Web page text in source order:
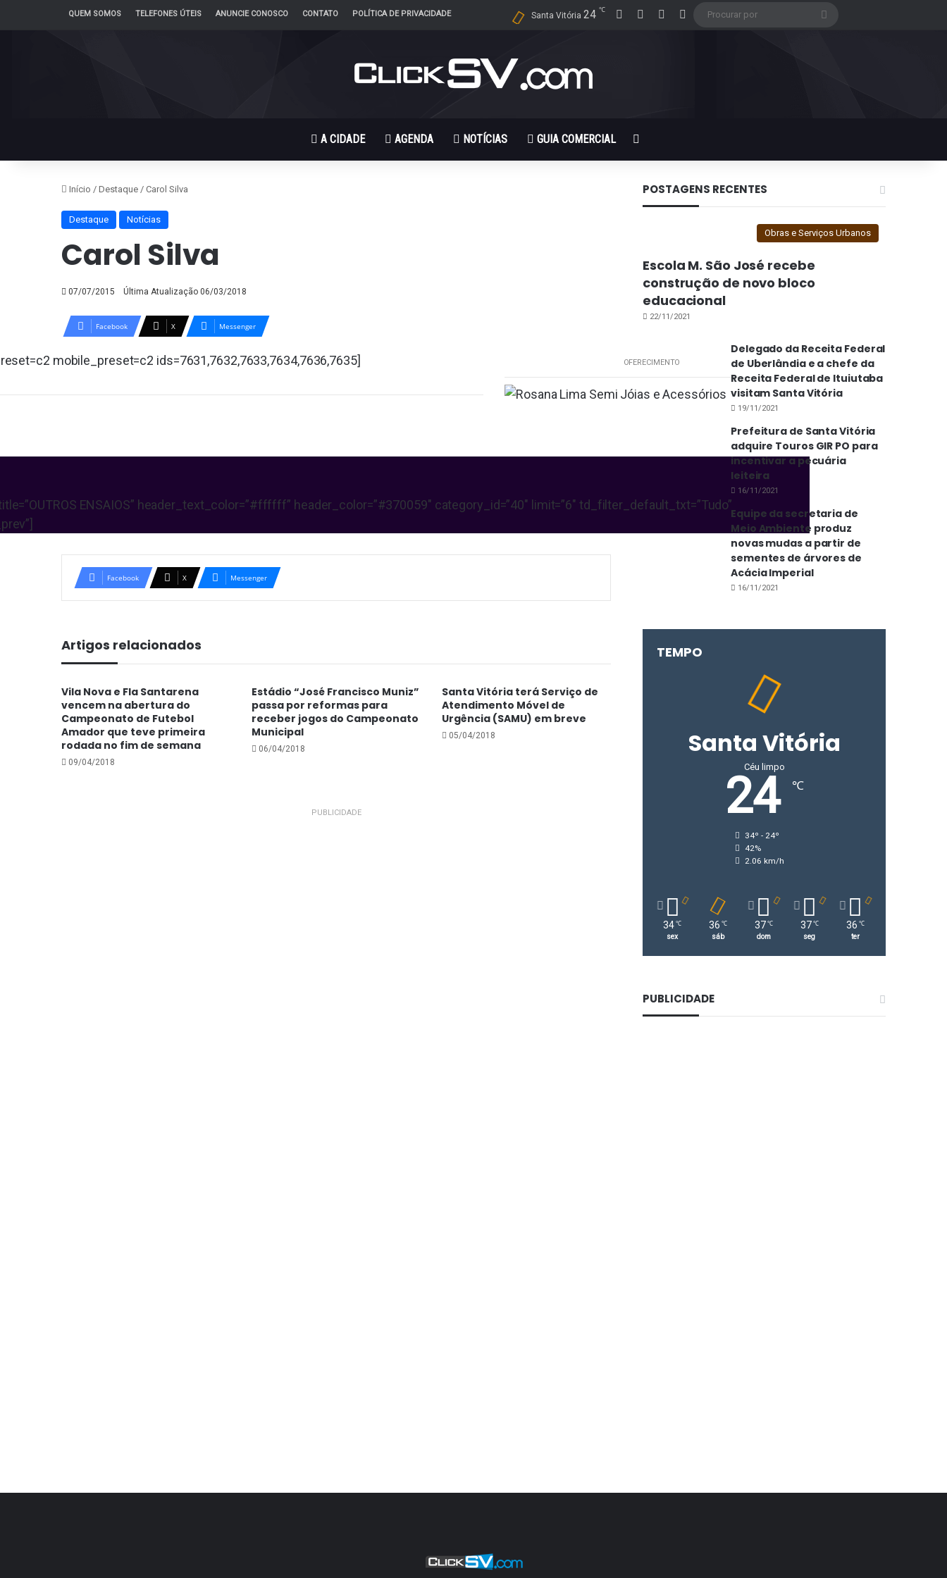
QUEM SOMOS TELEFONES ÚTEIS ANUNCIE CONOSCO CONTATO POLÍTICA DE PRIVACIDADE Santa Vitória 24 ℃ Facebook InstagramGoogle Play
A CIDADE AGENDA NOTÍCIAS GUIA COMERCIAL
Início / Destaque / Carol Silva
Destaque Notícias
Carol Silva
07/07/2015 Última Atualização 06/03/2018
Facebook X Messenger
mobile_preset=c2 ids=7631,7632,7633,7634,7636,7635] OFERECIMENTO
ENSAIOS” header_text_color=”#ffffff” header_color=”#370059″ category_id=”40″ limit=”6″ td_filter_default_txt=”Tudo”
Facebook X Messenger
Artigos relacionados
Vila Nova e Fla Santarena
vencem na abertura do
Campeonato de Futebol
Amador que teve primeira
rodada no fim de semana
09/04/2018
Estádio “José Francisco Muniz”
passa por reformas para
receber jogos do Campeonato
Municipal
06/04/2018
Santa Vitória terá Serviço de
Atendimento Móvel de
Urgência (SAMU) em breve
05/04/2018
PUBLICIDADE
POSTAGENS RECENTES
Obras e Serviços Urbanos
Escola M. São José recebe
construção de novo bloco
educacional
22/11/2021
Delegado da Receita Federal
de Uberlândia e a chefe da
Receita Federal de Ituiutaba
visitam Santa Vitória
19/11/2021
Prefeitura de Santa Vitória
adquire Touros GIR PO para
incentivar a pecuária
leiteira
16/11/2021
Equipe da secretaria de
Meio Ambiente produz
novas mudas a partir de
sementes de árvores de
Acácia Imperial
16/11/2021
TEMPO
Santa Vitória
Céu limpo
24 ℃
34º - 24º
42%
2.06 km/h
34 ℃
sex
36 ℃
sáb
37 ℃
dom
37 ℃
seg
36 ℃
ter
PUBLICIDADE